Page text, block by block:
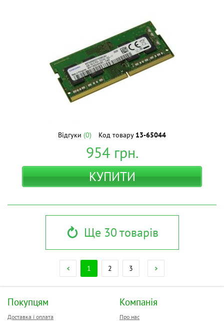
Відгуки (0) Код товару 13-65044
954грн.
КУПИТИ
Ще 30 товарів
1 2 3
Покупцям
Доставка і оплата
Компанія
Про нас